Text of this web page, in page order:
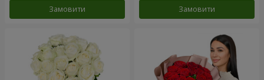
Замовити Замовити